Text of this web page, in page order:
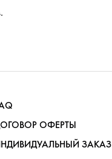
ОФЕРТЫ
ЗАКАЗ